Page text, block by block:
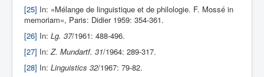
[25] In: »Mélange de lin­guistique et de philologie. F. Mossé in
memoriam«, Paris: Didier 1959: 354-361.
[26] In: Lg. 37/1961: 488-496.
[27] In:Z. Mundartf. 31/1964: 289-317.
[28] In: Linguistics 32/1967: 79-82.